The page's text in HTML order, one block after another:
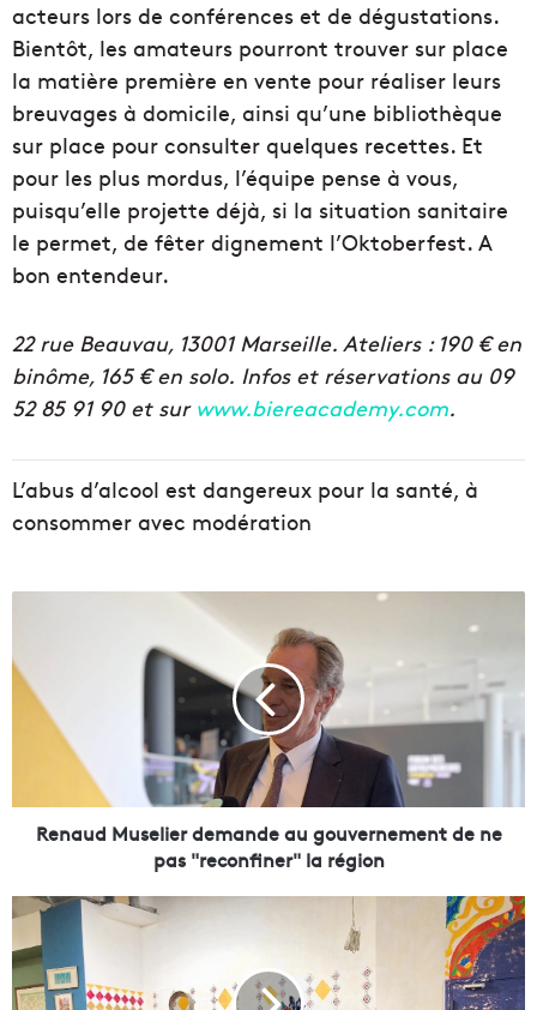
acteurs lors de conférences et de dégustations.
Bientôt, les amateurs pourront trouver sur place
la matière première en vente pour réaliser leurs
breuvages à domicile, ainsi qu’une bibliothèque
sur place pour consulter quelques recettes. Et
pour les plus mordus, l’équipe pense à vous,
puisqu’elle projette déjà, si la situation sanitaire
le permet, de fêter dignement l’Oktoberfest. A
bon entendeur.
22 rue Beauvau, 13001 Marseille. Ateliers : 190 € en
binôme, 165 € en solo. Infos et réservations au 09
52 85 91 90 et sur www.biereacademy.com.
L’abus d’alcool est dangereux pour la santé, à
consommer avec modération
n
a
s
d
e
Renaud Muselier demande au gouvernement de ne
pas "reconfiner" la région
u
k